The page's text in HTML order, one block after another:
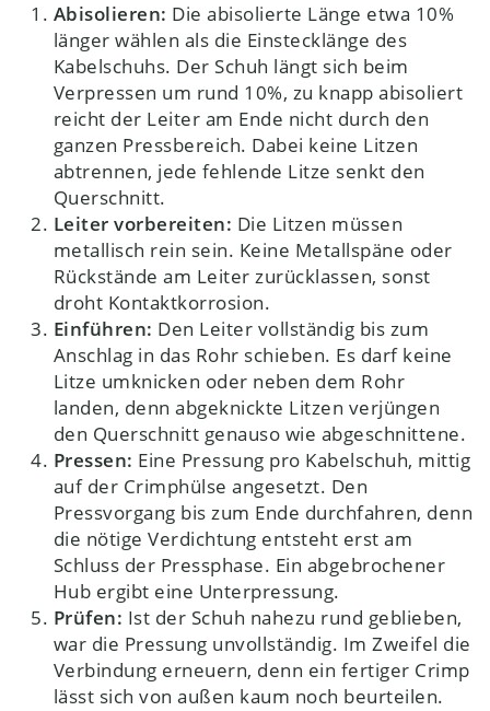
Abisolieren: Die abisolierte Länge etwa 10%
länger wählen als die Einstecklänge des
Kabelschuhs. Der Schuh längt sich beim
Verpressen um rund 10%, zu knapp abisoliert
reicht der Leiter am Ende nicht durch den
ganzen Pressbereich. Dabei keine Litzen
abtrennen, jede fehlende Litze senkt den
Querschnitt.
Leiter vorbereiten: Die Litzen müssen
metallisch rein sein. Keine Metallspäne oder
Rückstände am Leiter zurücklassen, sonst
droht Kontaktkorrosion.
Einführen: Den Leiter vollständig bis zum
Anschlag in das Rohr schieben. Es darf keine
Litze umknicken oder neben dem Rohr
landen, denn abgeknickte Litzen verjüngen
den Querschnitt genauso wie abgeschnittene.
Pressen: Eine Pressung pro Kabelschuh, mittig
auf der Crimphülse angesetzt. Den
Pressvorgang bis zum Ende durchfahren, denn
die nötige Verdichtung entsteht erst am
Schluss der Pressphase. Ein abgebrochener
Hub ergibt eine Unterpressung.
Prüfen: Ist der Schuh nahezu rund geblieben,
war die Pressung unvollständig. Im Zweifel die
Verbindung erneuern, denn ein fertiger Crimp
lässt sich von außen kaum noch beurteilen.